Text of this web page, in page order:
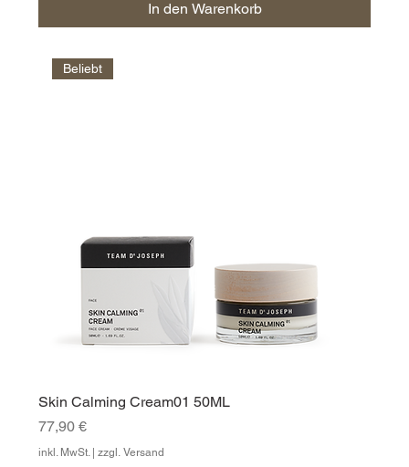
In den Warenkorb
Beliebt
Skin Calming Cream01 50ML
Preis
77,90 €
inkl. MwSt.|zzgl. Versand